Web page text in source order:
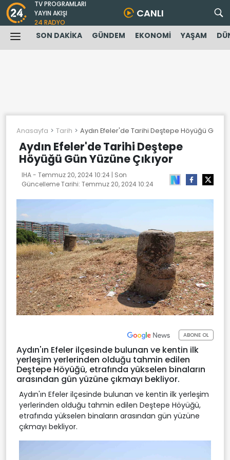
TV PROGRAMLARI
YAYIN AKIŞI
24 RADYO
CANLI
SON DAKİKA GÜNDEM EKONOMİ YAŞAM
Anasayfa Tarih Aydın Efeler'de Tarihi Deştepe Höyüğü Gün
Aydın Efeler'de Tarihi Deştepe
Höyüğü Gün Yüzüne Çıkıyor
IHA - Temmuz 20, 2024 10:24 | Son
Güncelleme Tarihi: Temmuz 20, 2024 10:24
ABONE OL
Aydın'ın Efeler ilçesinde bulunan ve kentin ilk
yerleşim yerlerinden olduğu tahmin edilen
Deştepe Höyüğü, etrafında yükselen binaların
arasından gün yüzüne çıkmayı bekliyor.
Aydın'ın Efeler ilçesinde bulunan ve kentin ilk yerleşim
yerlerinden olduğu tahmin edilen Deştepe Höyüğü,
etrafında yükselen binaların arasından gün yüzüne
çıkmayı bekliyor.